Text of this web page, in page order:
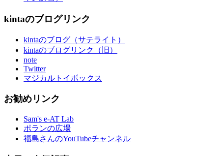
kintaのブログリンク
kintaのブログ（サテライト）
kintaのブログリンク（旧）
note
Twitter
マジカルトイボックス
お勧めリンク
Sam's e-AT Lab
ポランの広場
福島さんのYouTubeチャンネル